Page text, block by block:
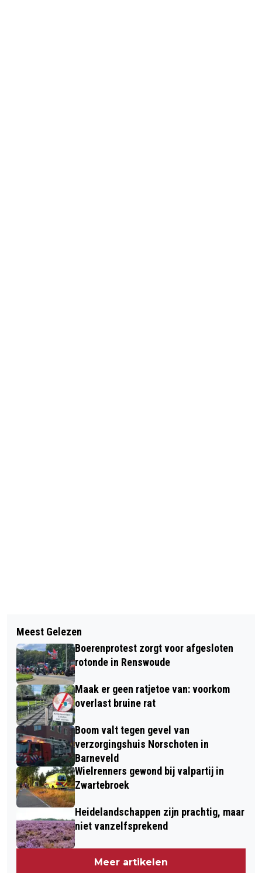
EROPUIT IN BARNEVELD EN
OMGEVING
PARKEREN VAN CAMPERS EN
CARAVANS
Meest Gelezen
Boerenprotest zorgt voor afgesloten
rotonde in Renswoude
Maak er geen ratjetoe van: voorkom
overlast bruine rat
Boom valt tegen gevel van
verzorgingshuis Norschoten in
Barneveld
Wielrenners gewond bij valpartij in
Zwartebroek
Heidelandschappen zijn prachtig, maar
niet vanzelfsprekend
Meer artikelen